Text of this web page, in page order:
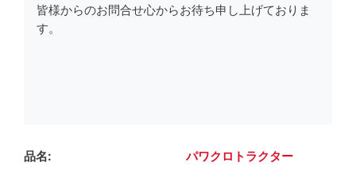
皆様からのお問合せ心からお待ち申し上げておりま
す。
品名
パワクロトラクター